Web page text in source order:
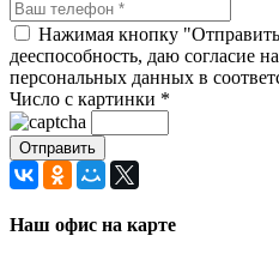
Нажимая кнопку
дееспособность, даю согласие
персональных данных в
Число с картинки *
Наш офис на карте